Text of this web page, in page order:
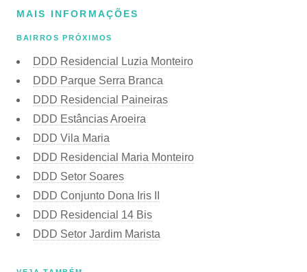
MAIS INFORMAÇÕES
BAIRROS PRÓXIMOS
DDD Residencial Luzia Monteiro
DDD Parque Serra Branca
DDD Residencial Paineiras
DDD Estâncias Aroeira
DDD Vila Maria
DDD Residencial Maria Monteiro
DDD Setor Soares
DDD Conjunto Dona Iris II
DDD Residencial 14 Bis
DDD Setor Jardim Marista